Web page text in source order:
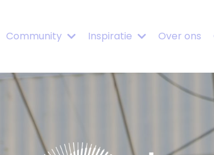
Community Inspiratie Over ons